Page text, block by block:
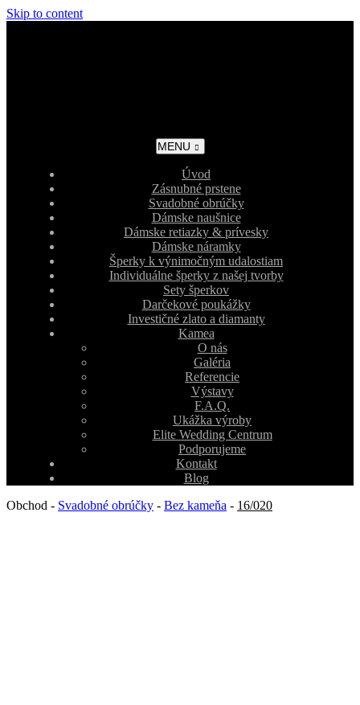
Skip to content
MENU
Úvod
Zásnubné prstene
Svadobné obrúčky
Dámske naušnice
Dámske retiazky & prívesky
Dámske náramky
Šperky k výnimočným udalostiam
Individuálne šperky z našej tvorby
Sety šperkov
Darčekové poukážky
Investičné zlato a diamanty
Kamea
O nás
Galéria
Referencie
Výstavy
F.A.Q.
Ukážka výroby
Elite Wedding Centrum
Podporujeme
Kontakt
Blog
Obchod - Svadobné obrúčky - Bez kameňa - 16/020